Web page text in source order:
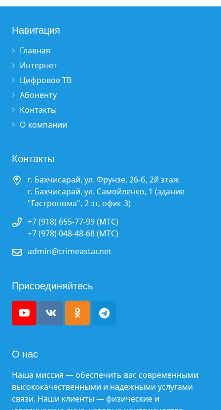
Навигация
Главная
Интернет
Цифровое ТВ
Абоненту
Контакты
О компании
Контакты
г. Бахчисарай, ул. Фрунзе, 26-б, 2й этаж
г. Бахчисарай, ул. Самойленко, 1 (здание
"Гастронома", 2 эт, офис 3)
+7 (918) 655-77-99 (МТС)
+7 (978) 048-48-68 (МТС)
admin@crimeastar.net
Присоединяйтесь
О нас
Наша миссия — обеспечить вас современными
высококачественными и надежными услугами
связи. Наши клиенты — физические и